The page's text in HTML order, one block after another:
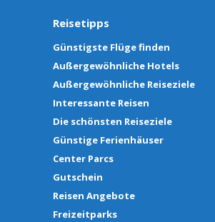
Reisetipps
Günstigste Flüge finden
Außergewöhnliche Hotels
Außergewöhnliche Reiseziele
Interessante Reisen
Die schönsten Reiseziele
Günstige Ferienhäuser
Center Parcs
Gutschein
Reisen Angebote
Freizeitparks